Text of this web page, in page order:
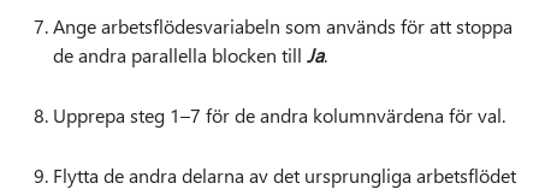
Ange arbetsflödesvariabeln som används för att stoppa
de andra parallella blocken till Ja.
Upprepa steg 1–7 för de andra kolumnvärdena för val.
Flytta de andra delarna av det ursprungliga arbetsflödet